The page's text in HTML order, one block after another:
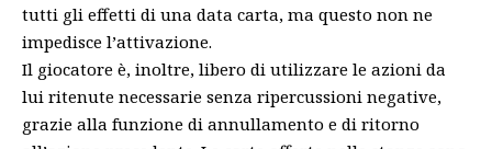
tutti gli effetti di una data carta, ma questo non ne
impedisce l’attivazione.
Il giocatore è, inoltre, libero di utilizzare le azioni da
lui ritenute necessarie senza ripercussioni negative,
grazie alla funzione di annullamento e di ritorno